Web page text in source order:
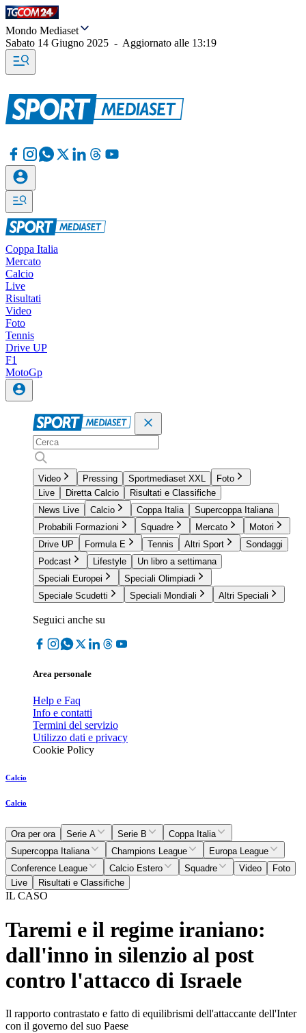
Mondo Mediaset
Sabato 14 Giugno 2025 - Aggiornato alle 13:19
Coppa Italia
Mercato
Calcio
Live
Risultati
Video
Foto
Tennis
Drive UP
F1
MotoGp
Video Pressing Sportmediaset XXL
Foto
Live
Diretta Calcio
Risultati e Classifiche
News Live
Calcio Coppa Italia
Supercoppa Italiana
Probabili Formazioni
Squadre Mercato
Motori
Drive UP
Formula E Tennis Altri Sport
Sondaggi
Podcast
Lifestyle
Un libro a settimana
Speciali Europei
Speciali Olimpiadi
Speciale Scudetti
Speciali Mondiali Altri Speciali
Seguici anche su
Area personale
Help e Faq
Info e contatti
Termini del servizio
Utilizzo dati e privacy
Cookie Policy
Calcio
Calcio
Ora per ora Serie A Serie B
Coppa Italia
Supercoppa Italiana
Champions League
Europa League
Conference League
Calcio Estero Squadre Video
Foto
Live
Risultati e Classifiche
IL CASO
Taremi e il regime iraniano:
dall'inno in silenzio al post
contro l'attacco di Israele
Il rapporto contrastato e fatto di equilibrismi dell'attaccante dell'Inter
con il governo del suo Paese